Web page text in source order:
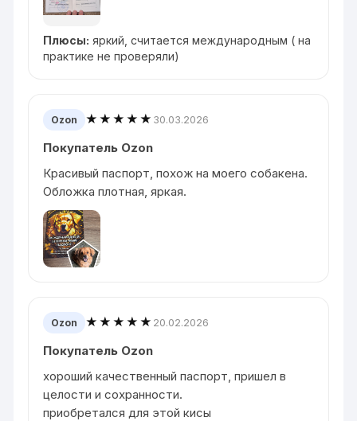
Плюсы: яркий, считается международным ( на
практике не проверяли)
Ozon ★★★★★ 30.03.2026
Покупатель Ozon
Красивый паспорт, похож на моего собакена.
Обложка плотная, яркая.
Ozon ★★★★★ 20.02.2026
Покупатель Ozon
хороший качественный паспорт, пришел в
целости и сохранности.
приобретался для этой кисы